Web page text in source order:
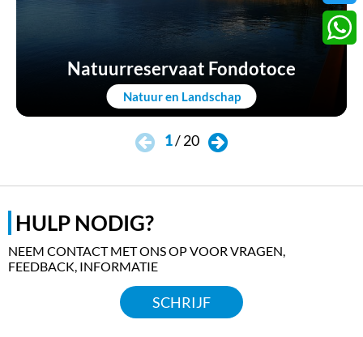
Twitter
Natuur en Landschap
Natuurreservaat Fondotoce
1/20
HULP NODIG?
NEEM CONTACT MET ONS OP VOOR VRAGEN,
FEEDBACK, INFORMATIE
SCHRIJF